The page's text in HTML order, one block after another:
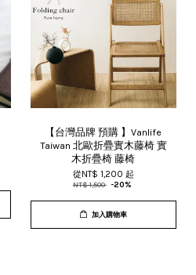
【台灣品牌 預購 】Vanlife
Taiwan 北歐折疊實木藤椅 實
木折疊椅 藤椅
從NT$ 1,200 起
NT$ 1,500 -20%
加入購物車